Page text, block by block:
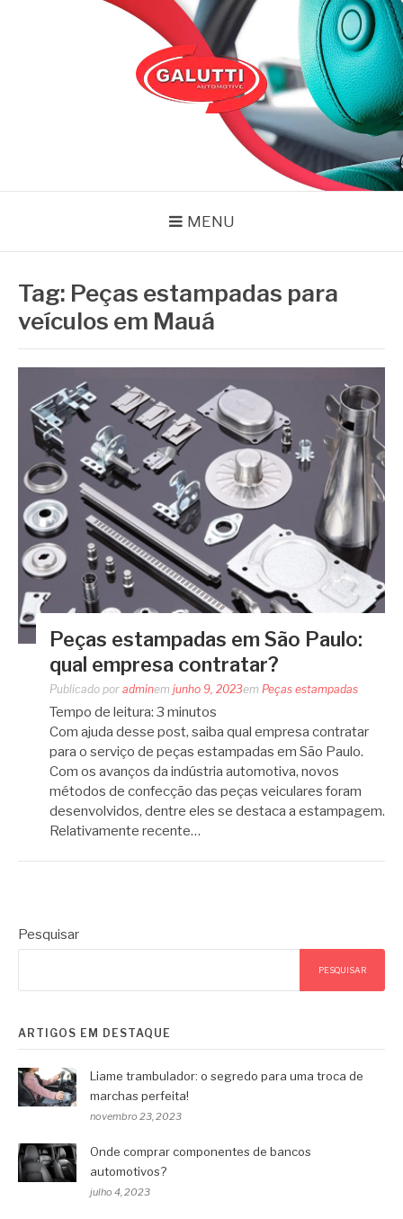
MENU
Tag: Peças estampadas para
veículos em Mauá
Peças estampadas em São Paulo:
qual empresa contratar?
Publicado por adminem junho 9, 2023em Peças estampadas
Tempo de leitura: 3 minutos
Com ajuda desse post, saiba qual empresa contratar
para o serviço de peças estampadas em São Paulo.
Com os avanços da indústria automotiva, novos
métodos de confecção das peças veiculares foram
desenvolvidos, dentre eles se destaca a estampagem.
Relativamente recente…
Pesquisar
PESQUISAR
ARTIGOS EM DESTAQUE
Liame trambulador: o segredo para uma troca de
marchas perfeita!
novembro 23, 2023
Onde comprar componentes de bancos
automotivos?
julho 4, 2023